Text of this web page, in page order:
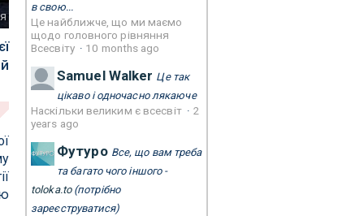
в свою...
Це найближче, що ми маємо
щодо головного рівняння
Всесвіту · 10 months ago
Samuel Walker Це так
цікаво і одночасно лякаюче
Наскільки великим є всесвіт · 2
years ago
Футуро Все, що вам треба
та багато чого іншого -
toloka.to(потрібно
зареєструватися)